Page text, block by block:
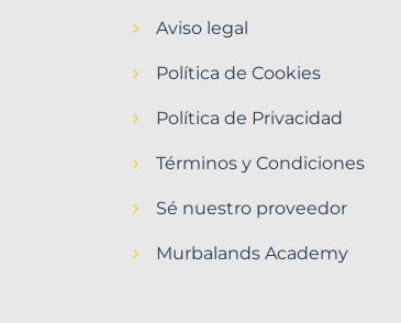
Aviso legal
Política de Cookies
Política de Privacidad
Términos y Condiciones
Sé nuestro proveedor
Murbalands Academy